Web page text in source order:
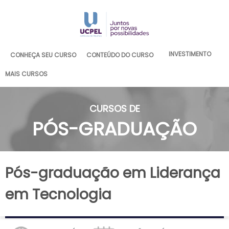
CONHEÇA SEU CURSO CONTEÚDO DO CURSO INVESTIMENTO
MAIS CURSOS
CURSOS DE
PÓS-GRADUAÇÃO
Pós-graduação em Liderança
em Tecnologia